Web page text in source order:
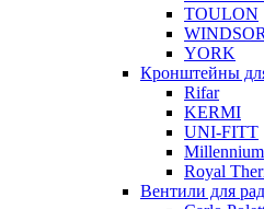
TOULON
WINDSOR
YORK
Кронштейны
Rifar
KERMI
UNI-FITT
Millennium
Royal
Вентили для